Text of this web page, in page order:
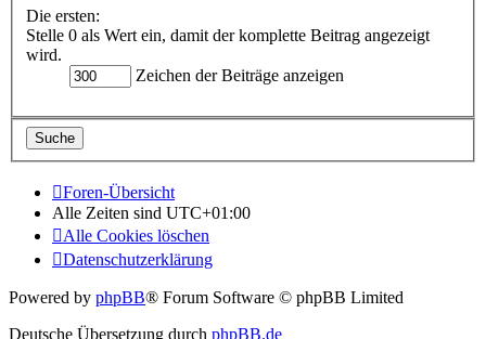
Die ersten:
Stelle 0 als Wert ein, damit der komplette Beitrag angezeigt
wird.
Zeichen der Beiträge anzeigen
Foren-Übersicht
Alle Zeiten sind UTC+01:00
Alle Cookies löschen
Datenschutzerklärung
Powered by phpBB® Forum Software © phpBB Limited
Deutsche Übersetzung durch phpBB.de